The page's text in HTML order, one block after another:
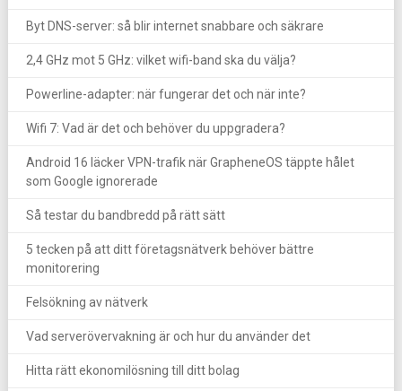
Byt DNS-server: så blir internet snabbare och säkrare
2,4 GHz mot 5 GHz: vilket wifi-band ska du välja?
Powerline-adapter: när fungerar det och när inte?
Wifi 7: Vad är det och behöver du uppgradera?
Android 16 läcker VPN-trafik när GrapheneOS täppte hålet
som Google ignorerade
Så testar du bandbredd på rätt sätt
5 tecken på att ditt företagsnätverk behöver bättre
monitorering
Felsökning av nätverk
Vad serverövervakning är och hur du använder det
Hitta rätt ekonomilösning till ditt bolag